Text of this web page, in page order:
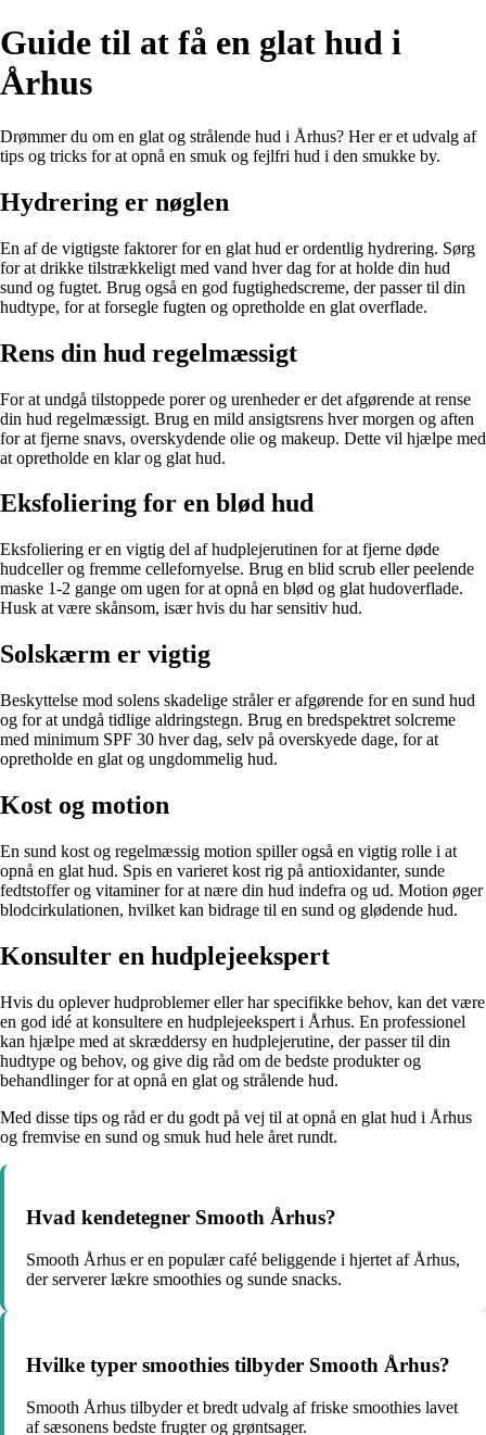
Guide til at få en glat hud i
Århus
Drømmer du om en glat og strålende hud i Århus? Her er et udvalg af
tips og tricks for at opnå en smuk og fejlfri hud i den smukke by.
Hydrering er nøglen
En af de vigtigste faktorer for en glat hud er ordentlig hydrering. Sørg
for at drikke tilstrækkeligt med vand hver dag for at holde din hud
sund og fugtet. Brug også en god fugtighedscreme, der passer til din
hudtype, for at forsegle fugten og opretholde en glat overflade.
Rens din hud regelmæssigt
For at undgå tilstoppede porer og urenheder er det afgørende at rense
din hud regelmæssigt. Brug en mild ansigtsrens hver morgen og aften
for at fjerne snavs, overskydende olie og makeup. Dette vil hjælpe med
at opretholde en klar og glat hud.
Eksfoliering for en blød hud
Eksfoliering er en vigtig del af hudplejerutinen for at fjerne døde
hudceller og fremme cellefornyelse. Brug en blid scrub eller peelende
maske 1-2 gange om ugen for at opnå en blød og glat hudoverflade.
Husk at være skånsom, især hvis du har sensitiv hud.
Solskærm er vigtig
Beskyttelse mod solens skadelige stråler er afgørende for en sund hud
og for at undgå tidlige aldringstegn. Brug en bredspektret solcreme
med minimum SPF 30 hver dag, selv på overskyede dage, for at
opretholde en glat og ungdommelig hud.
Kost og motion
En sund kost og regelmæssig motion spiller også en vigtig rolle i at
opnå en glat hud. Spis en varieret kost rig på antioxidanter, sunde
fedtstoffer og vitaminer for at nære din hud indefra og ud. Motion øger
blodcirkulationen, hvilket kan bidrage til en sund og glødende hud.
Konsulter en hudplejeekspert
Hvis du oplever hudproblemer eller har specifikke behov, kan det være
en god idé at konsultere en hudplejeekspert i Århus. En professionel
kan hjælpe med at skræddersy en hudplejerutine, der passer til din
hudtype og behov, og give dig råd om de bedste produkter og
behandlinger for at opnå en glat og strålende hud.
Med disse tips og råd er du godt på vej til at opnå en glat hud i Århus
og fremvise en sund og smuk hud hele året rundt.
Hvad kendetegner Smooth Århus?
Smooth Århus er en populær café beliggende i hjertet af Århus,
der serverer lækre smoothies og sunde snacks.
Hvilke typer smoothies tilbyder Smooth Århus?
Smooth Århus tilbyder et bredt udvalg af friske smoothies lavet
af sæsonens bedste frugter og grøntsager.